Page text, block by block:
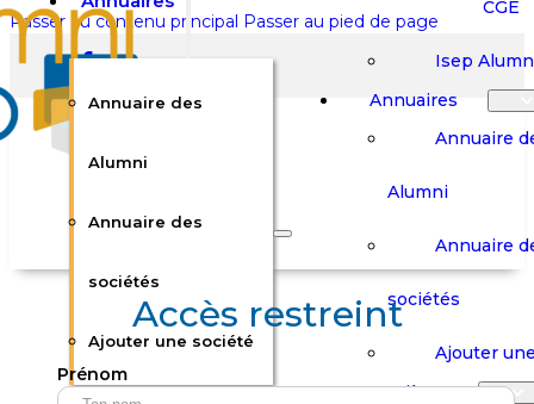
Passer au contenu principal Passer au pied de page
Rechercher sur le site
Rechercher
Annuaire des
Alumni
Annuaire des
sociétés
Ajouter une société
CGE
Isep
Annuaires
Annuaire
Alumni
Annuaire
sociétés
Ajouter
Carrières
Accès restreint
Prénom